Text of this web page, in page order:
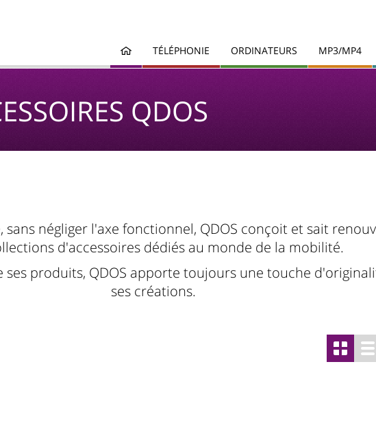
TÉLÉPHONIE ORDINATEURS MP3/MP4
QDOS
sans négliger l'axe fonctionnel, QDOS conçoit et sait
d'accessoires dédiés au monde de la mobilité.
produits, QDOS apporte toujours une touche
ses créations.